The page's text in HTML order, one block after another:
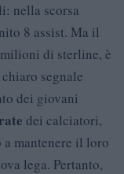
nella scorsa
8 assist. Ma il
di sterline, è
segnale
dei giovani
dei calciatori,
mantenere il loro
lega. Pertanto,